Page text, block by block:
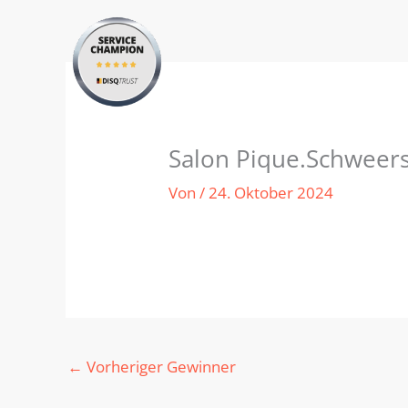
Salon
Von/24. Oktober 2024
← Vorheriger Gewinner